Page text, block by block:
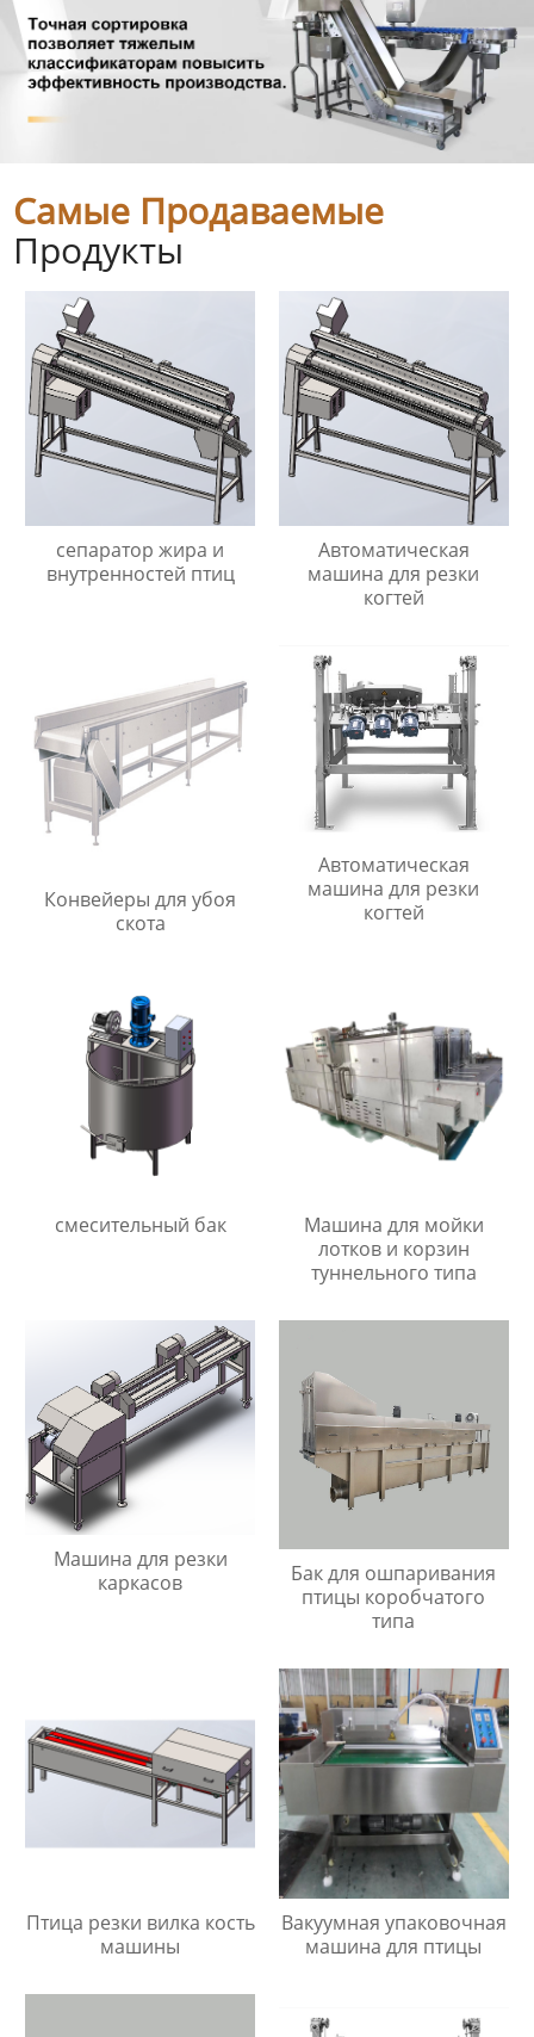
Самые Продаваемые
Продукты
сепаратор жира и
внутренностей птиц
Автоматическая
машина для резки
когтей
Конвейеры для убоя
скота
Автоматическая
машина для резки
когтей
смесительный бак
Машина для мойки
лотков и корзин
туннельного типа
Машина для резки
каркасов
Бак для ошпаривания
птицы коробчатого
типа
Птица резки вилка кость
машины
Вакуумная упаковочная
машина для птицы